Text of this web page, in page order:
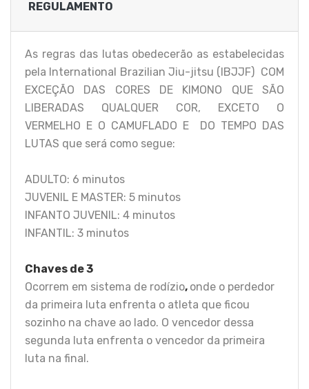
REGULAMENTO
As regras das lutas obedecerão as estabelecidas
pela International Brazilian Jiu-jitsu (IBJJF) COM
EXCEÇÃO DAS CORES DE KIMONO QUE SÃO
LIBERADAS QUALQUER COR, EXCETO O
VERMELHO E O CAMUFLADO E DO TEMPO DAS
LUTAS que será como segue:
ADULTO: 6 minutos
JUVENIL E MASTER: 5 minutos
INFANTO JUVENIL: 4 minutos
INFANTIL: 3 minutos
Chaves de 3
Ocorrem em sistema de rodízio, onde o perdedor
da primeira luta enfrenta o atleta que ficou
sozinho na chave ao lado. O vencedor dessa
segunda luta enfrenta o vencedor da primeira
luta na final.